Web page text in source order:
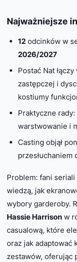
Najważniejsze
12odcinków w
2026/2027
Postać Nat
zastępczej i
kostiumy
Praktyczne
warstwowanie i
Casting objął
przesłuchaniem
Problem: fani
wiedzą, jak
wybory garderoby.
Hassie Harrison w
casualową, które
oraz jak adaptować
zestawów, oferując